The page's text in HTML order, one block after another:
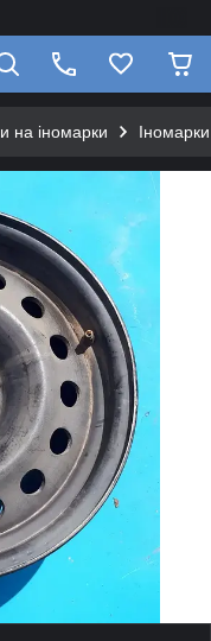
на іномарки